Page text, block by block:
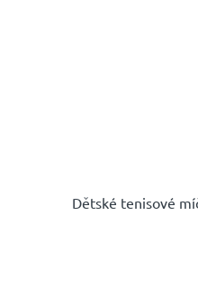
Dětské tenisové